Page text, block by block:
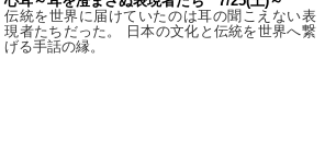
伝統を世界に届けていたのは耳の聞こえない表
現者たちだった。 日本の文化と伝統を世界へ繋
げる手話の縁。